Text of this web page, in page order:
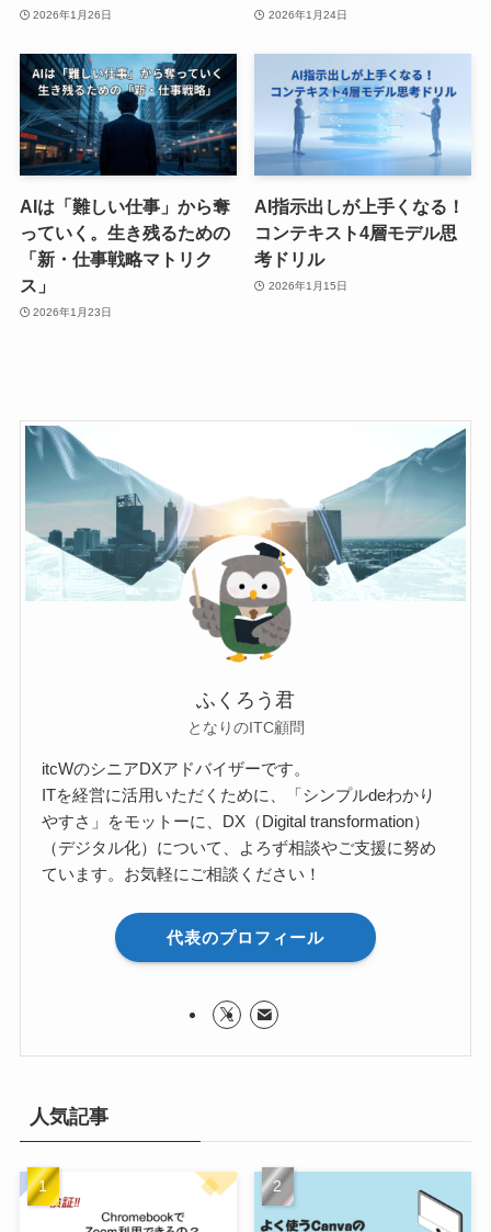
2026年1月26日 2026年1月24日
AIは「難しい仕事」から奪
っていく。生き残るための
「新・仕事戦略マトリク
ス」
2026年1月23日
AI指示出しが上手くなる！
コンテキスト4層モデル思
考ドリル
2026年1月15日
ふくろう君
となりのITC顧問
itcWのシニアDXアドバイザーです。
ITを経営に活用いただくために、「シンプルdeわかり
やすさ」をモットーに、DX（Digital transformation）
（デジタル化）について、よろず相談やご支援に努め
ています。お気軽にご相談ください！
代表のプロフィール
人気記事